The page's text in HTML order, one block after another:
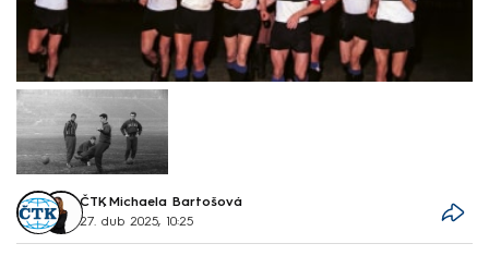
ČTK, Michaela Bartošová
27. dub 2025, 10:25